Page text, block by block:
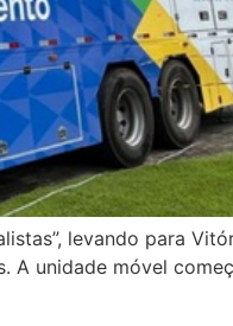
levando para
unidade móvel